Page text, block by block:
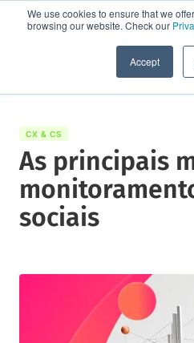
We use cookies to ensure that we
browsing our website. Check our
Accept
CX & CS
As principais
sociais